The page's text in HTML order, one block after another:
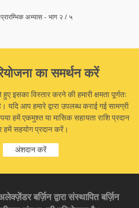
अभ्यास - भाग २ / ५
का समर्थन करें
इसका विस्तार करने की हमारी क्षमता पूर्णतः
यदि आप हमारे द्वारा उपलब्ध कराई गई सामग्री
हमें एकमुश्त या मासिक सहायता राशि प्रदान
हमें सहयोग प्रदान करें।
अंशदान करें
बर्ज़िन द्वारा संस्थापित बर्ज़िन